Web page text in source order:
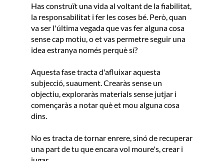
Has construït una vida al voltant de la fiabilitat,
la responsabilitat i fer les coses bé. Però, quan
va ser l'última vegada que vas fer alguna cosa
sense cap motiu, o et vas permetre seguir una
idea estranya només perquè sí?
Aquesta fase tracta d'afluixar aquesta
subjecció, suaument. Crearàs sense un
objectiu, exploraràs materials sense jutjar i
començaràs a notar què et mou alguna cosa
dins.
No es tracta de tornar enrere, sinó de recuperar
una part de tu que encara vol moure's, crear i